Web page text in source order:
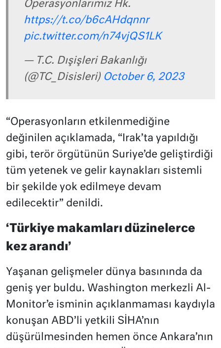
Operasyonlarımız Hk.
https://t.co/b6cAHdqnnr
pic.twitter.com/n74vjQS1LK
— T.C. Dışişleri Bakanlığı
(@TC_Disisleri) October 6, 2023
“Operasyonların etkilenmediğine
değinilen açıklamada, “Irak’ta yapıldığı
gibi, terör örgütünün Suriye’de geliştirdiği
tüm yetenek ve gelir kaynakları sistemli
bir şekilde yok edilmeye devam
edilecektir” denildi.
‘Türkiye makamları düzinelerce
kez arandı’
Yaşanan gelişmeler dünya basınında da
geniş yer buldu. Washington merkezli Al-
Monitor’e isminin açıklanmaması kaydıyla
konuşan ABD’li yetkili SİHA’nın
düşürülmesinden hemen önce Ankara’nın